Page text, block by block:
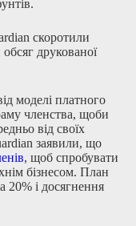
скоротили
друкованої
моделі платного
членства, щоби
від своїх
заявили, що
, щоб спробувати
бізнесом. План
20% і досягнення